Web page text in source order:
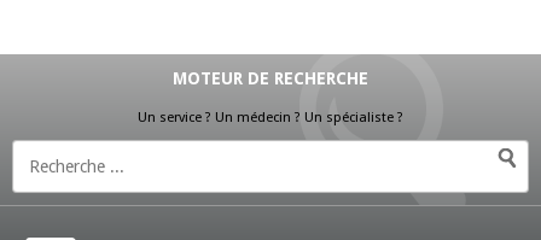
MOTEUR DE RECHERCHE
Un service ? Un médecin ? Un spécialiste ?